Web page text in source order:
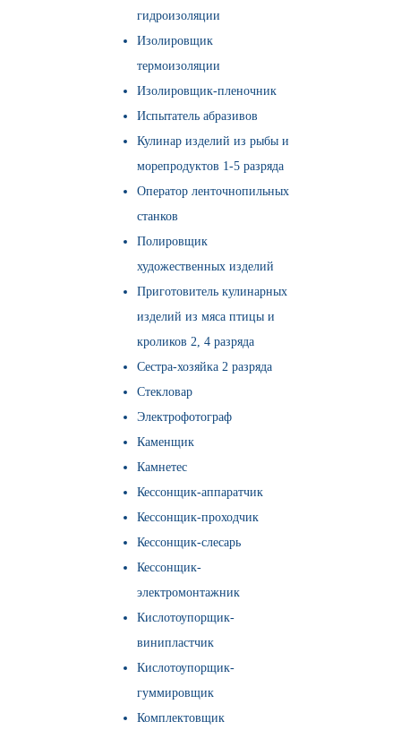
гидроизоляции
Изолировщик
термоизоляции
Изолировщик-пленочник
Испытатель абразивов
Кулинар изделий из рыбы и
морепродуктов 1-5 разряда
Оператор ленточнопильных
станков
Полировщик
художественных изделий
Приготовитель кулинарных
изделий из мяса птицы и
кроликов 2, 4 разряда
Сестра-хозяйка 2 разряда
Стекловар
Электрофотограф
Каменщик
Камнетес
Кессонщик-аппаратчик
Кессонщик-проходчик
Кессонщик-слесарь
Кессонщик-
электромонтажник
Кислотоупорщик-
винипластчик
Кислотоупорщик-
гуммировщик
Комплектовщик